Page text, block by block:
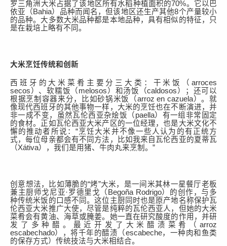
罗三角洲大米占据了该地区所有水稻种植面积的70%。 它以巴
依亚（ Bahia）品种而闻名，但该地区还生产其他8个产量较小
的品种。大多数大米品种都是本地品种，具有相似的特征，只
是在栽培上略有不同。
大米烹饪传统和创新
西班牙的大米菜肴主要分三大 类：干 米饭（arroces
secos）、软糯饭（ melosos）和汤饭（caldosos） ；还可以
根据烹制 容器来分，比如砂锅米饭 （arroz en cazuela）。就
像现代西班牙的其他事物一样，大米的烹饪也在不断演进，并
非一成不变，虽然瓦伦西亚杂烩饭（ paella）有一组非常固定
的食材。正如 瓦伦西亚大米产区的一位经理，也是大米文化不
懈的推动者 所说： “烹饪大米并不像一些人认为 的有 正统方
式，每位母亲都会有不同方法 ， 比如我来自瓦伦西亚的夏蒂瓦
（Xátiva），我们是用猪、 牛肉丸来烹制 。 ”
创意想法，比如薄脆的“烤”大米，是一间 米其林一星餐厅老板
兼主厨师戈尼亚·罗德里戈（ Begoña Rodrigo） 的创作 ，与多
种传统米饭的口感不同。这位主厨 同时也是原产地名称保护 瓦
伦西亚大米推广大使，尽管是纯粹的 瓦伦西亚人，但她的大米
菜肴会有黄油、海草或腌姜。她一直在研究酸度的作用，并研
发了多种醋。最近开发了大米醋 渍菜肴（arroz
escabechado），将千年的醋渍（escabeche，一种肉和鱼类
的保存方式）传统技法与大米相结合。